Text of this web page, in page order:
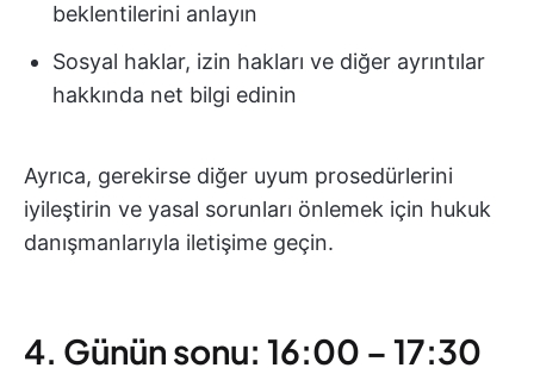
beklentilerini anlayın
Sosyal haklar, izin hakları ve diğer ayrıntılar
hakkında net bilgi edinin
Ayrıca, gerekirse diğer uyum prosedürlerini
iyileştirin ve yasal sorunları önlemek için hukuk
danışmanlarıyla iletişime geçin.
4. Günün sonu: 16:00 – 17:30